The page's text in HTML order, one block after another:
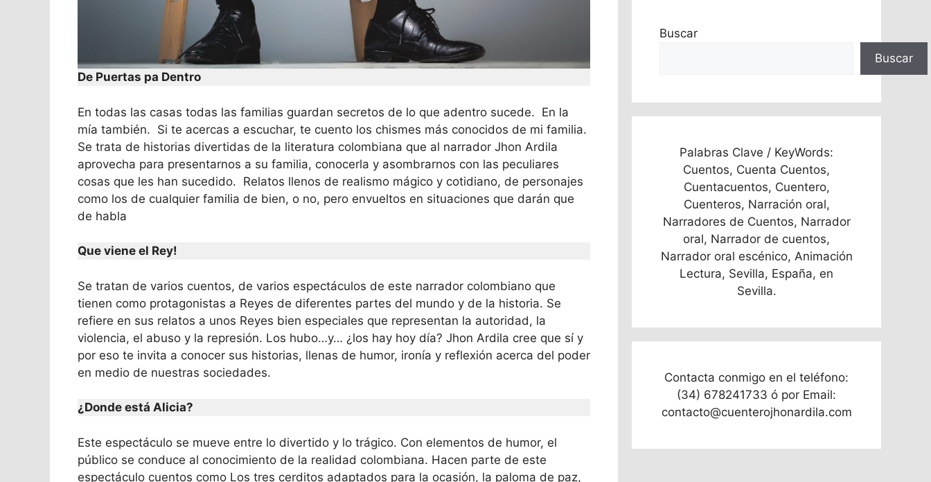
De Puertas pa Dentro
En todas las casas todas las familias guardan secretos de lo que adentro sucede. En la
mía también. Si te acercas a escuchar, te cuento los chismes más conocidos de mi familia.
Se trata de historias divertidas de la literatura colombiana que al narrador Jhon Ardila
aprovecha para presentarnos a su familia, conocerla y asombrarnos con las peculiares
cosas que les han sucedido. Relatos llenos de realismo mágico y cotidiano, de personajes
como los de cualquier familia de bien, o no, pero envueltos en situaciones que darán que
de habla
Que viene el Rey!
Se tratan de varios cuentos, de varios espectáculos de este narrador colombiano que
tienen como protagonistas a Reyes de diferentes partes del mundo y de la historia. Se
refiere en sus relatos a unos Reyes bien especiales que representan la autoridad, la
violencia, el abuso y la represión. Los hubo…y… ¿los hay hoy día? Jhon Ardila cree que sí y
por eso te invita a conocer sus historias, llenas de humor, ironía y reflexión acerca del poder
en medio de nuestras sociedades.
¿Donde está Alicia?
Este espectáculo se mueve entre lo divertido y lo trágico. Con elementos de humor, el
público se conduce al conocimiento de la realidad colombiana. Hacen parte de este
espectáculo cuentos como Los tres cerditos adaptados para la ocasión, la paloma de paz,
Buscar
Buscar
Palabras Clave / KeyWords:
Cuentos, Cuenta Cuentos,
Cuentacuentos, Cuentero,
Cuenteros, Narración oral,
Narradores de Cuentos, Narrador
oral, Narrador de cuentos,
Narrador oral escénico, Animación
Lectura, Sevilla, España, en
Sevilla.
Contacta conmigo en el teléfono:
(34) 678241733 ó por Email:
contacto@cuenterojhonardila.com